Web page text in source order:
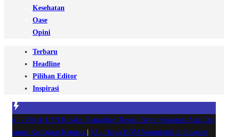
Kesehatan
Oase
Opini
Terbaru
Headline
Pilihan Editor
Inspirasi
#1 - Pilrek USN Kolaka: Ramadhan Tosepu Bawa Semangat Asta Cita
untuk Kemajuan Kampus
#2 - Harga BBM Nonsubsidi di Sulawesi